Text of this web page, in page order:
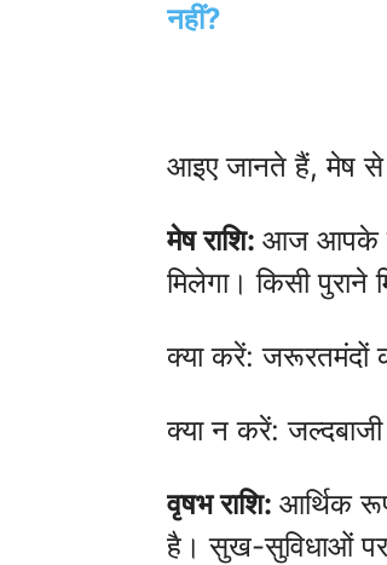
नहीं?
आइए जानते हैं, मेष से
मेष राशि: आज आपके
मिलेगा। किसी
क्या करें: जरूरतमंदों
क्या न करें:
वृषभ राशि: आर्थिक
है। सुख-सुविधाओं